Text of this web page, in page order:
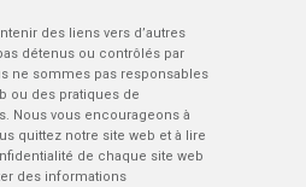
des liens vers d’autres
détenus ou contrôlés par
ne sommes pas responsables
ou des pratiques de
Nous vous encourageons à
quittez notre site web et à lire
de chaque site web
des informations